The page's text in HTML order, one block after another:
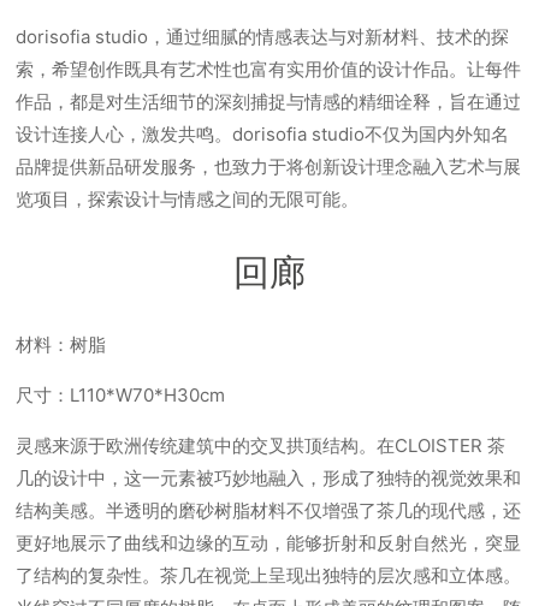
dorisofia studio，通过细腻的情感表达与对新材料、技术的探
索，希望创作既具有艺术性也富有实用价值的设计作品。让每件
作品，都是对生活细节的深刻捕捉与情感的精细诠释，旨在通过
设计连接人心，激发共鸣。dorisofia studio不仅为国内外知名
品牌提供新品研发服务，也致力于将创新设计理念融入艺术与展
览项目，探索设计与情感之间的无限可能。
回廊
材料：树脂
尺寸：L110*W70*H30cm
灵感来源于欧洲传统建筑中的交叉拱顶结构。在CLOISTER 茶
几的设计中，这一元素被巧妙地融入，形成了独特的视觉效果和
结构美感。半透明的磨砂树脂材料不仅增强了茶几的现代感，还
更好地展示了曲线和边缘的互动，能够折射和反射自然光，突显
了结构的复杂性。茶几在视觉上呈现出独特的层次感和立体感。